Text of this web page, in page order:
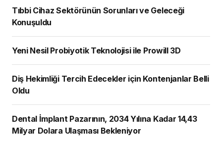
Tıbbi Cihaz Sektörünün Sorunları ve Geleceği
Konuşuldu
Yeni Nesil Probiyotik Teknolojisi ile Prowill 3D
Diş Hekimliği Tercih Edecekler için Kontenjanlar Belli
Oldu
Dental İmplant Pazarının, 2034 Yılına Kadar 14,43
Milyar Dolara Ulaşması Bekleniyor